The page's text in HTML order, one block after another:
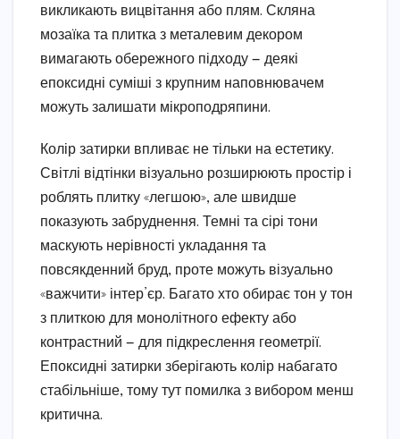
викликають вицвітання або плям. Скляна
мозаїка та плитка з металевим декором
вимагають обережного підходу — деякі
епоксидні суміші з крупним наповнювачем
можуть залишати мікроподряпини.
Колір затирки впливає не тільки на естетику.
Світлі відтінки візуально розширюють простір і
роблять плитку «легшою», але швидше
показують забруднення. Темні та сірі тони
маскують нерівності укладання та
повсякденний бруд, проте можуть візуально
«важчити» інтер’єр. Багато хто обирає тон у тон
з плиткою для монолітного ефекту або
контрастний — для підкреслення геометрії.
Епоксидні затирки зберігають колір набагато
стабільніше, тому тут помилка з вибором менш
критична.